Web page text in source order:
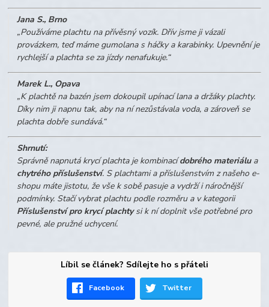
Jana S., Brno
„Používáme plachtu na přívěsný vozík. Dřív jsme ji vázali
provázkem, teď máme gumolana s háčky a karabinky. Upevnění je
rychlejší a plachta se za jízdy nenafukuje.“
Marek L., Opava
„K plachtě na bazén jsem dokoupil upínací lana a držáky plachty.
Díky nim ji napnu tak, aby na ní nezůstávala voda, a zároveň se
plachta dobře sundává.“
Shrnutí:
Správně napnutá krycí plachta je kombinacídobrého materiálua
chytrého příslušenství. S plachtami a příslušenstvím z našeho e-
shopu máte jistotu, že vše k sobě pasuje a vydrží i náročnější
podmínky. Stačí vybrat plachtu podle rozměru a v kategorii
Příslušenství pro krycí plachtysi k ní doplnit vše potřebné pro
pevné, ale pružné uchycení.
Líbil se článek? Sdílejte ho s přáteli
Facebook Twitter